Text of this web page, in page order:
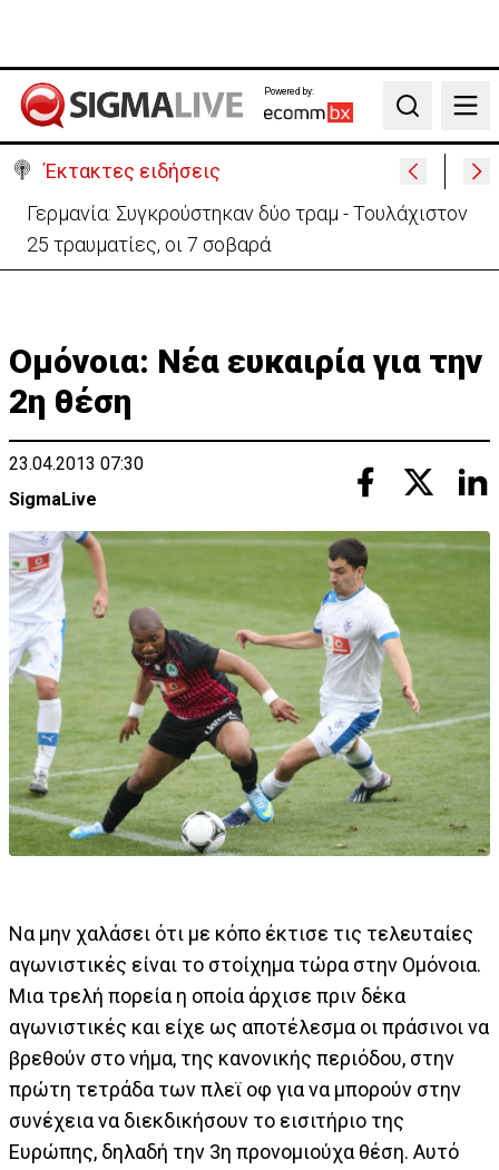
Powered by:
Search
Έκτακτες ειδήσεις
Αυτά είναι τα νέα Διοικητικά Συμβούλια των
Ημικρατικών Οργανισμών
Ομόνοια: Νέα ευκαιρία για την
2η θέση
23.04.2013 07:30
SigmaLive
Να μην χαλάσει ότι με κόπο έκτισε τις τελευταίες
αγωνιστικές είναι το στοίχημα τώρα στην Ομόνοια.
Μια τρελή πορεία η οποία άρχισε πριν δέκα
αγωνιστικές και είχε ως αποτέλεσμα οι πράσινοι να
βρεθούν στο νήμα, της κανονικής περιόδου, στην
πρώτη τετράδα των πλεϊ οφ για να μπορούν στην
συνέχεια να διεκδικήσουν το εισιτήριο της
Ευρώπης, δηλαδή την 3η προνομιούχα θέση. Αυτό